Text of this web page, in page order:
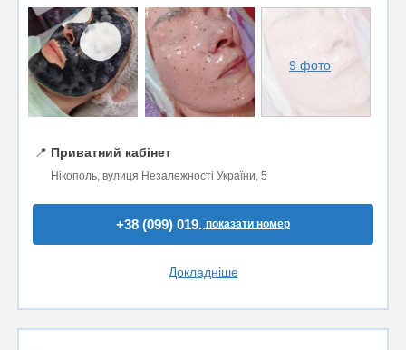
9 фото
📍 Приватний кабінет
Нікополь, вулиця Незалежності України, 5
+38 (099) 019..показати номер
Докладніше